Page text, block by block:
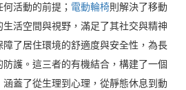
活動的前提； 電動輪椅則解決了移動
活空間與視野，滿足了其社交與精神
障了居住環境的舒適度與安全性，為長
護。這三者的有機結合，構建了一個
蓋了從生理到心理，從靜態休息到動